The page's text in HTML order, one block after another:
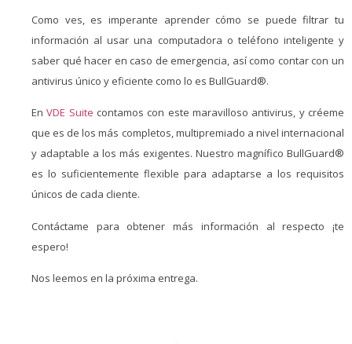
Como ves, es imperante aprender cómo se puede filtrar tu
información al usar una computadora o teléfono inteligente y
saber qué hacer en caso de emergencia, así como contar con un
antivirus único y eficiente como lo es BullGuard®.
EnVDE Suite contamos con este maravilloso antivirus, y créeme
que es de los más completos, multipremiado a nivel internacional
y adaptable a los más exigentes. Nuestro magnífico BullGuard®
es lo suficientemente flexible para adaptarse a los requisitos
únicos de cada cliente.
Contáctame para obtener más información al respecto ¡te
espero!
Nos leemos en la próxima entrega.